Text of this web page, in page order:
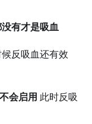
有才是吸血
反吸血还有效
会启用 此时反吸